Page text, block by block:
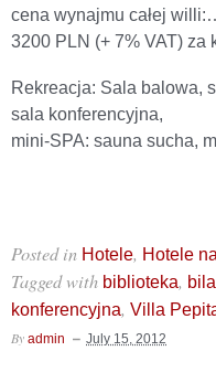
cena wynajmu całej
3200 PLN (+ 7% VAT) za
Rekreacja: Sala balowa,
sala konferencyjna,
mini-SPA: sauna sucha,
Posted in Hotele, Hotele
Tagged with biblioteka,
konferencyjna, Villa
By admin July 15, 2012